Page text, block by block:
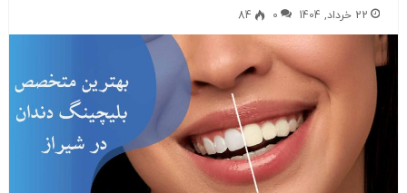
22 خرداد, 1404 0
84